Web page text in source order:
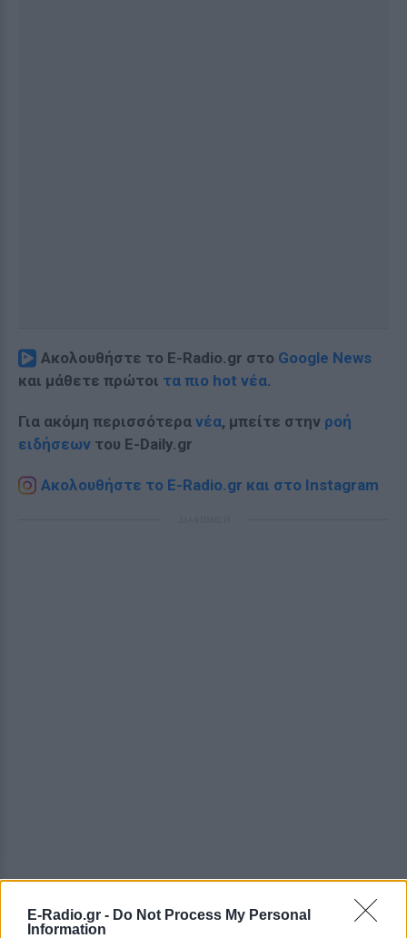
E-Radio.gr - Do Not Process My Personal
Information
Ακολουθήστε το E-Radio.gr στο Google News
και μάθετε πρώτοι τα πιο hot νέα.
Για ακόμη περισσότερα νέα, μπείτε στην ροή
ειδήσεων του E-Daily.gr
Ακολουθήστε το E-Radio.gr και στο Instagram